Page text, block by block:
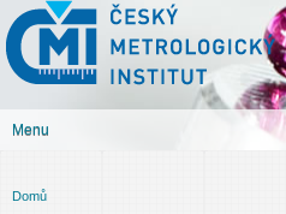
obsahu
Český
metrologický
institut
Menu
Jste zde
Domů